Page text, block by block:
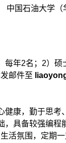
中国石油大学（
每年2名；2）硕
邮件至
健康，勤于思考
，具备较强编程
活氛围，定期